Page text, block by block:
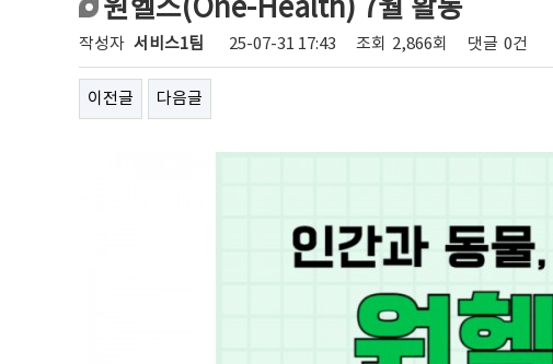
원헬스(One-Health) 7월 활동
작성자 서비스1팀 25-07-31 17:43 조회 2,866회 댓글 0건
이전글 다음글